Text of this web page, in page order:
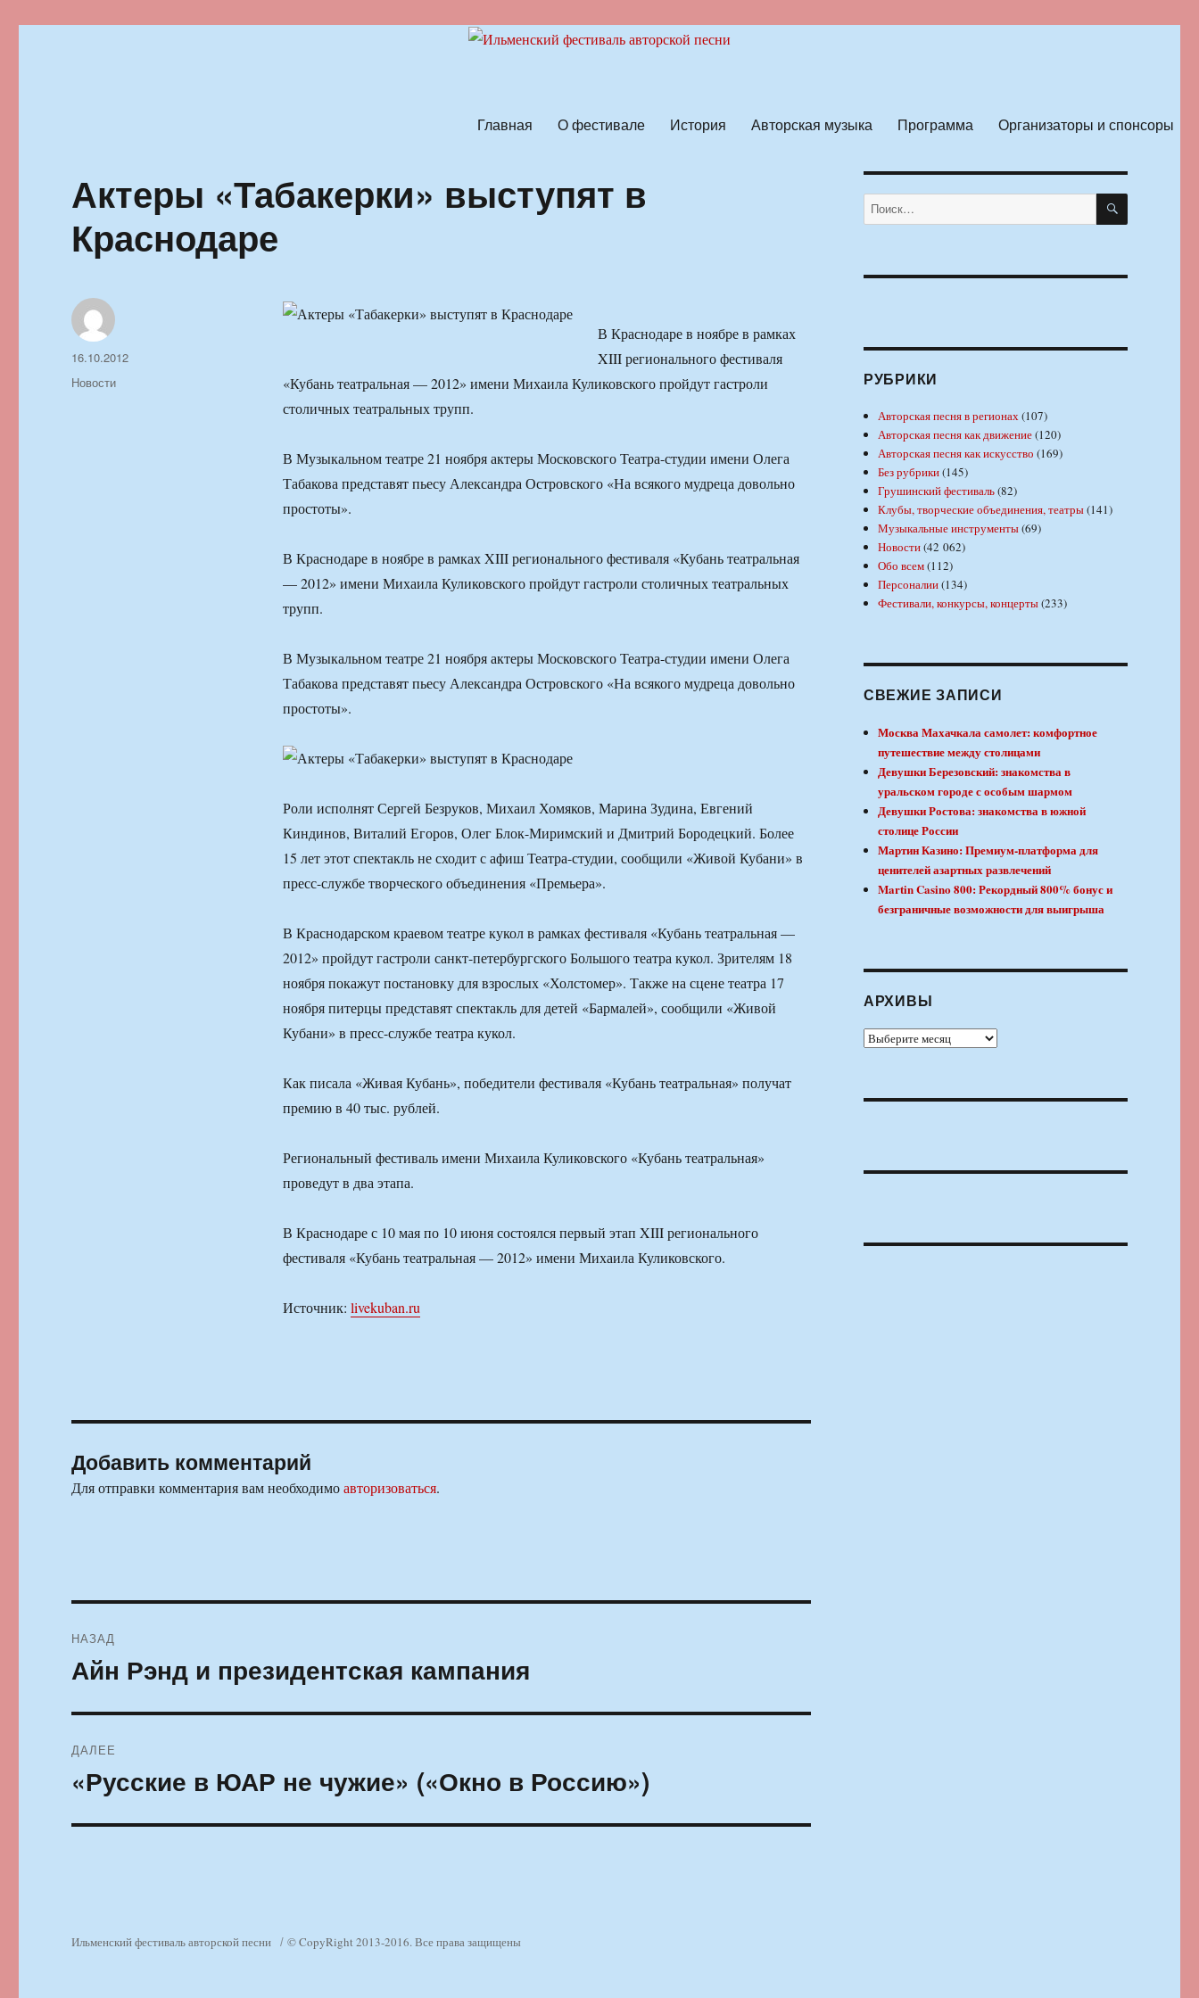
Главная О фестивале История Авторская музыка Программа Организаторы и спонсоры
Актеры «Табакерки» выступят в
Краснодаре
В Краснодаре в ноябре в рамках
XIII регионального фестиваля
«Кубань театральная — 2012» имени Михаила Куликовского пройдут гастроли
столичных театральных трупп.
В Музыкальном театре 21 ноября актеры Московского Театра-студии имени Олега
Табакова представят пьесу Александра Островского «На всякого мудреца довольно
простоты».
В Краснодаре в ноябре в рамках XIII регионального фестиваля «Кубань театральная
— 2012» имени Михаила Куликовского пройдут гастроли столичных театральных
трупп.
В Музыкальном театре 21 ноября актеры Московского Театра-студии имени Олега
Табакова представят пьесу Александра Островского «На всякого мудреца довольно
простоты».
Роли исполнят Сергей Безруков, Михаил Хомяков, Марина Зудина, Евгений
Киндинов, Виталий Егоров, Олег Блок-Миримский и Дмитрий Бородецкий. Более
15 лет этот спектакль не сходит с афиш Театра-студии, сообщили «Живой Кубани» в
пресс-службе творческого объединения «Премьера».
В Краснодарском краевом театре кукол в рамках фестиваля «Кубань театральная —
2012» пройдут гастроли санкт-петербургского Большого театра кукол. Зрителям 18
ноября покажут постановку для взрослых «Холстомер». Также на сцене театра 17
ноября питерцы представят спектакль для детей «Бармалей», сообщили «Живой
Кубани» в пресс-службе театра кукол.
Как писала «Живая Кубань», победители фестиваля «Кубань театральная» получат
премию в 40 тыс. рублей.
Региональный фестиваль имени Михаила Куликовского «Кубань театральная»
проведут в два этапа.
В Краснодаре с 10 мая по 10 июня состоялся первый этап XIII регионального
фестиваля «Кубань театральная — 2012» имени Михаила Куликовского.
Источник: livekuban.ru
Автор
Опубликовано
16.10.2012
Рубрики
Новости
Добавить комментарий
Для отправки комментария вам необходимоавторизоваться.
по
НАЗАД
Предыдущая
Айн Рэнд и президентская кампания
ДАЛЕЕ
Следующая
запись:
«Русские в ЮАР не чужие» («Окно в Россию»)
Искать: ПОИСК
РУБРИКИ
Авторская песня в регионах(107)
Авторская песня как движение(120)
Авторская песня как искусство (169)
Без рубрики(145)
Грушинский фестиваль(82)
Клубы, творческие объединения, театры(141)
Музыкальные инструменты(69)
Новости(42 062)
Обо всем(112)
Персоналии(134)
Фестивали, конкурсы, концерты(233)
СВЕЖИЕ ЗАПИСИ
Москва Махачкала самолет: комфортное
путешествие между столицами
Девушки Березовский: знакомства в
уральском городе с особым шармом
Девушки Ростова: знакомства в южной
столице России
Мартин Казино: Премиум-платформа для
ценителей азартных развлечений
Martin Casino 800: Рекордный 800% бонус и
безграничные возможности для выигрыша
АРХИВЫ
Архивы
Ильменский фестиваль авторской песни © CopyRight 2013-2016. Все права защищены